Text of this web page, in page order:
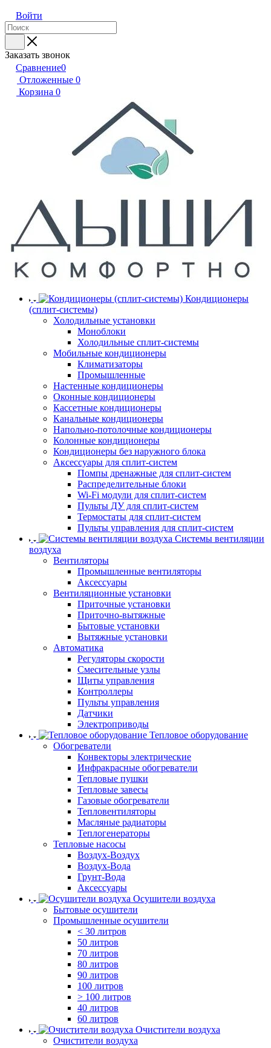
Войти
Заказать звонок
Сравнение0
Отложенные 0
Корзина 0
Кондиционеры
(сплит-системы)
Холодильные установки
Моноблоки
Холодильные сплит-системы
Мобильные кондиционеры
Климатизаторы
Промышленные
Настенные кондиционеры
Оконные кондиционеры
Кассетные кондиционеры
Канальные кондиционеры
Напольно-потолочные кондиционеры
Колонные кондиционеры
Кондиционеры без наружного блока
Аксессуары для сплит-систем
Помпы дренажные для сплит-систем
Распределительные блоки
Wi-Fi модули для сплит-систем
Пульты ДУ для сплит-систем
Термостаты для сплит-систем
Пульты управления для сплит-систем
Системы вентиляции
воздуха
Вентиляторы
Промышленные вентиляторы
Аксессуары
Вентиляционные установки
Приточные установки
Приточно-вытяжные
Бытовые установки
Вытяжные установки
Автоматика
Регуляторы скорости
Смесительные узлы
Щиты управления
Контроллеры
Пульты управления
Датчики
Электроприводы
Тепловое оборудование
Обогреватели
Конвекторы электрические
Инфракрасные обогреватели
Тепловые пушки
Тепловые завесы
Газовые обогреватели
Тепловентиляторы
Масляные радиаторы
Теплогенераторы
Тепловые насосы
Воздух-Воздух
Воздух-Вода
Грунт-Вода
Аксессуары
Осушители воздуха
Бытовые осушители
Промышленные осушители
< 30 литров
50 литров
70 литров
80 литров
90 литров
100 литров
> 100 литров
40 литров
60 литров
Очистители воздуха
Очистители воздуха